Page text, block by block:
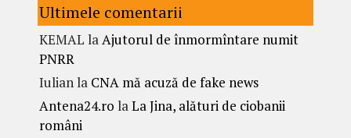
Ultimele comentarii
KEMAL laAjutorul de înmormîntare numit
PNRR
Iulianla CNA mă acuză de fake news
Antena24.ro laLa Jina, alături de ciobanii
români